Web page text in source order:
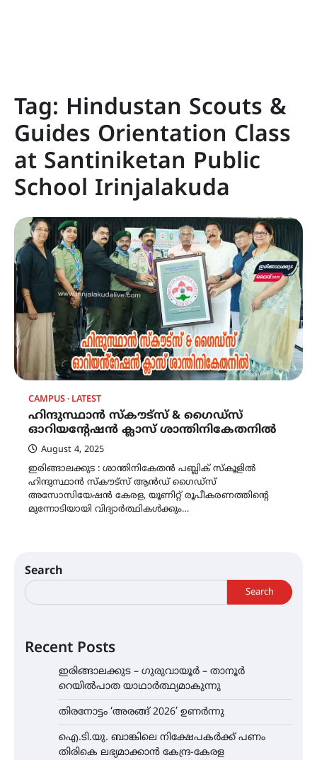
Tag: Hindustan Scouts &
Guides Orientation Class
at Santiniketan Public
School Irinjalakuda
CAMPUS LATEST
ഹിന്ദുസ്ഥാൻ സ്കൗട്സ് & ഗൈഡ്സ്
ഓറിയൻ്റേഷൻ ക്ലാസ് ശാന്തിനികേതനിൽ
August 4, 2025
ഇരിങ്ങാലക്കുട : ശാന്തിനികേതൻ പബ്ലിക് സ്കൂളിൽ
ഹിന്ദുസ്ഥാൻ സ്കൗട്സ് ആൻഡ് ഗൈഡ്സ്
അസോസിയേഷൻ കേരള, യൂണിറ്റ് രൂപീകരണത്തിൻ്റെ
മുന്നോടിയായി വിദ്യാർത്ഥികൾക്കും…
Search
Search
Recent Posts
ഇരിങ്ങാലക്കുട – ഗുരുവായൂർ – താനൂർ
റെയിൽപാത യാഥാർത്ഥ്യമാകുന്നു
തിരനോട്ടം ‘അരങ്ങ് 2026’ ഉണർന്നു
ഐ.ടി.യു. ബാങ്കിലെ നിക്ഷേപകർക്ക് പണം
തിരികെ ലഭ്യമാക്കാൻ കേന്ദ്ര-കേരള